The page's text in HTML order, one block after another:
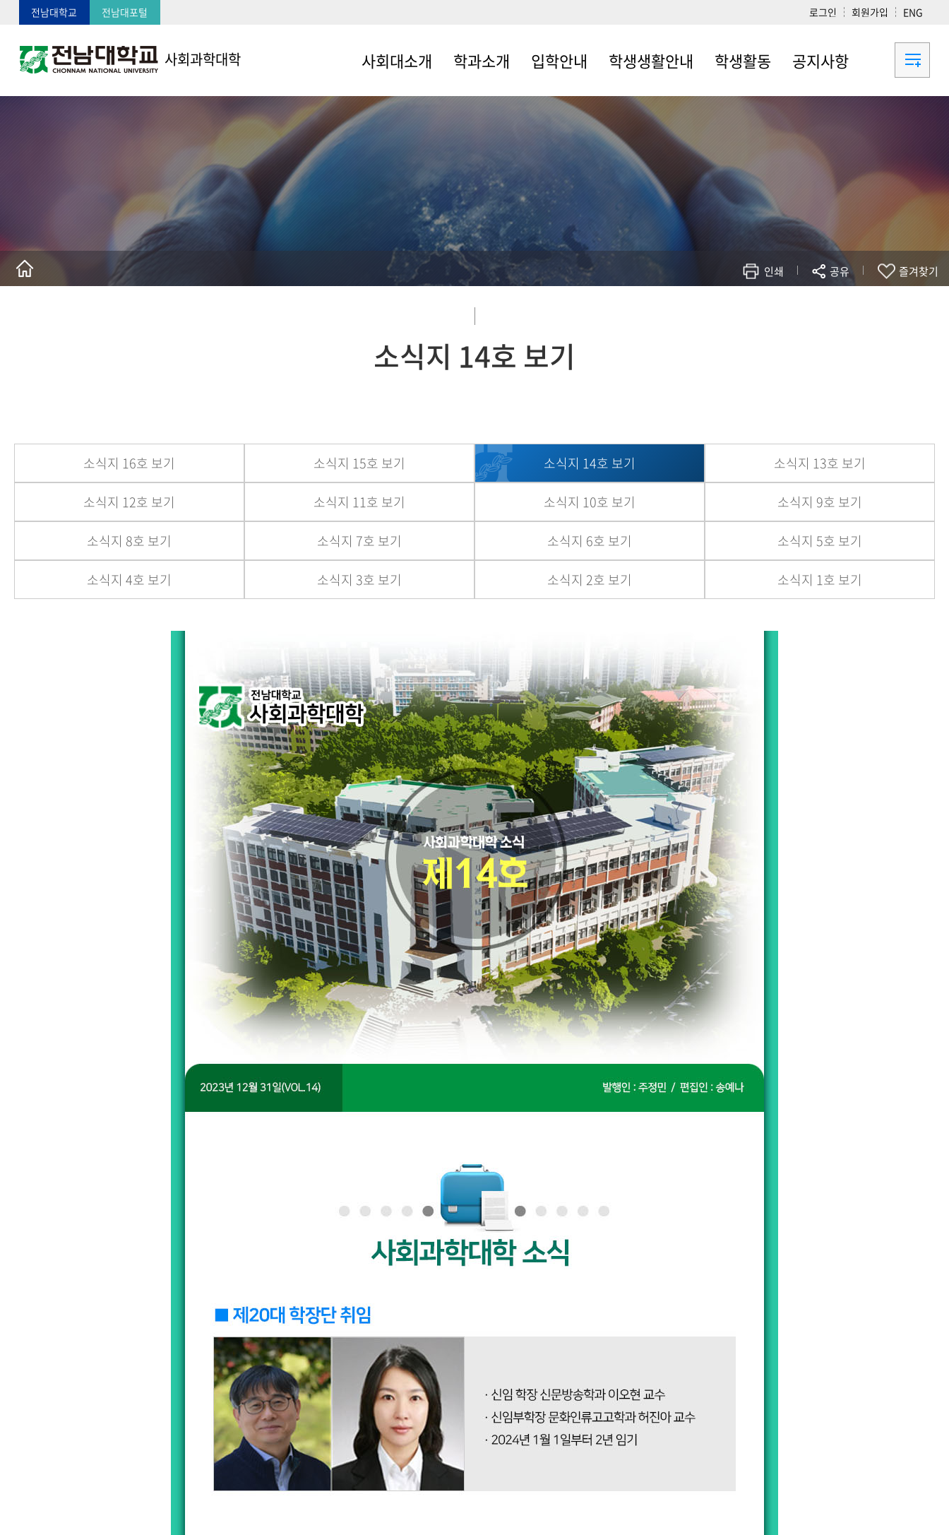
전남대학교 전남대포털 로그인 회원가입 ENG
사회과학대학 사회대소개
학장인사
연혁
찾아오시는길
학과소개
심리학과
문헌정보학과
미디어커뮤니케이
션 학과
지리학과
문화인류고고학과
입학안내
입학안내
학생생활안내
학사안내
장학안내
교육과정
스터디룸예약
진로/취업지원
학생활동 공지사항
진로/취업
인쇄 공유 즐겨찾기
소식지 14호 보기
소식지 16호 보기 소식지 15호 보기 소식지 14호 보기 소식지 13호 보기
소식지 12호 보기 소식지 11호 보기 소식지 10호 보기 소식지 9호 보기
소식지 8호 보기 소식지 7호 보기 소식지 6호 보기 소식지 5호 보기
소식지 4호 보기 소식지 3호 보기 소식지 2호 보기 소식지 1호 보기